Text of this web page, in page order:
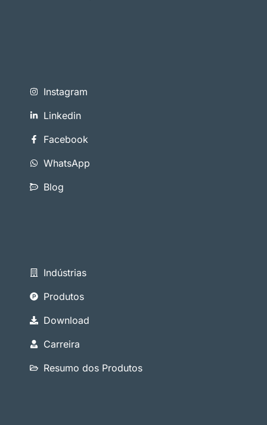
Instagram
Linkedin
Facebook
WhatsApp
Blog
Indústrias
Produtos
Download
Carreira
Resumo dos Produtos